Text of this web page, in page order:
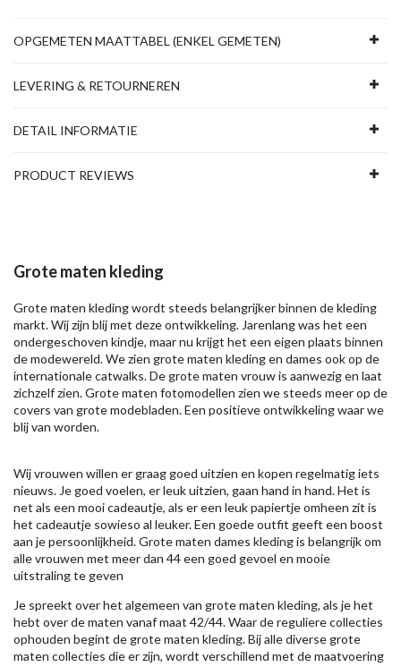
OPGEMETEN MAATTABEL (ENKEL GEMETEN)
LEVERING & RETOURNEREN
DETAIL INFORMATIE
PRODUCT REVIEWS
Grote maten kleding
Grote maten kleding wordt steeds belangrijker binnen de kleding
markt. Wij zijn blij met deze ontwikkeling. Jarenlang was het een
ondergeschoven kindje, maar nu krijgt het een eigen plaats binnen
de modewereld. We zien grote maten kleding en dames ook op de
internationale catwalks. De grote maten vrouw is aanwezig en laat
zichzelf zien. Grote maten fotomodellen zien we steeds meer op de
covers van grote modebladen. Een positieve ontwikkeling waar we
blij van worden.
Wij vrouwen willen er graag goed uitzien en kopen regelmatig iets
nieuws. Je goed voelen, er leuk uitzien, gaan hand in hand. Het is
net als een mooi cadeautje, als er een leuk papiertje omheen zit is
het cadeautje sowieso al leuker. Een goede outfit geeft een boost
aan je persoonlijkheid. Grote maten dames kleding is belangrijk om
alle vrouwen met meer dan 44 een goed gevoel en mooie
uitstraling te geven
Je spreekt over het algemeen van grote maten kleding, als je het
hebt over de maten vanaf maat 42/44. Waar de reguliere collecties
ophouden begint de grote maten kleding. Bij alle diverse grote
maten collecties die er zijn, wordt verschillend met de maatvoering